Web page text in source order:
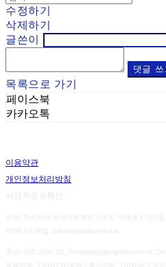
수정하기
삭제하기
글쓴이
댓글 쓰
목록으로 가기
페이스북
카카오톡
이용약관
개인정보처리방침
사업자정보확인
상호: 주식회사 배쓰프로젝트 | 대표: 박종원 | 개인
7700 | 이메일: office@bathproject.kr
주소: 305 ,306 ,37, Seongseogongdannam-ro,
193-87-01409 2020-대구달